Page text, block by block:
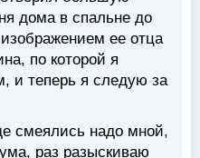
дома в спальне до
ее отца
по которой я
и теперь я следую за
смеялись надо мной,
раз разыскиваю